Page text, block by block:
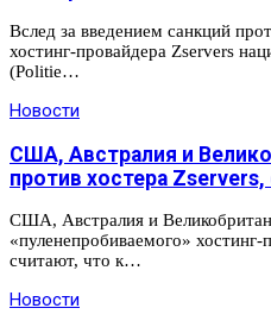
Вслед за введением санкций
хостинг-провайдера Zservers
(Politie…
Новости
США, Австралия и
против хостера
США, Австралия и
«пуленепробиваемого»
считают, что к…
Новости